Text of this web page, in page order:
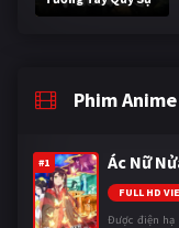
Phim Anime
#1 Ác Nữ
FULL HD
Được điện hạ